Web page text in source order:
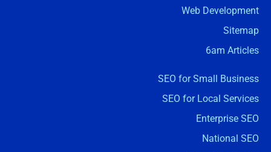
Web Development
Sitemap
6am Articles
SEO for Small Business
SEO for Local Services
Enterprise SEO
National SEO